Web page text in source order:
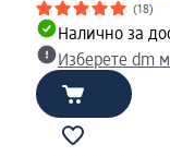
(18)
Налично за
Изберете dm